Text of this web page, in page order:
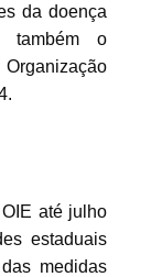
da doença
o
até julho
estaduais
medidas